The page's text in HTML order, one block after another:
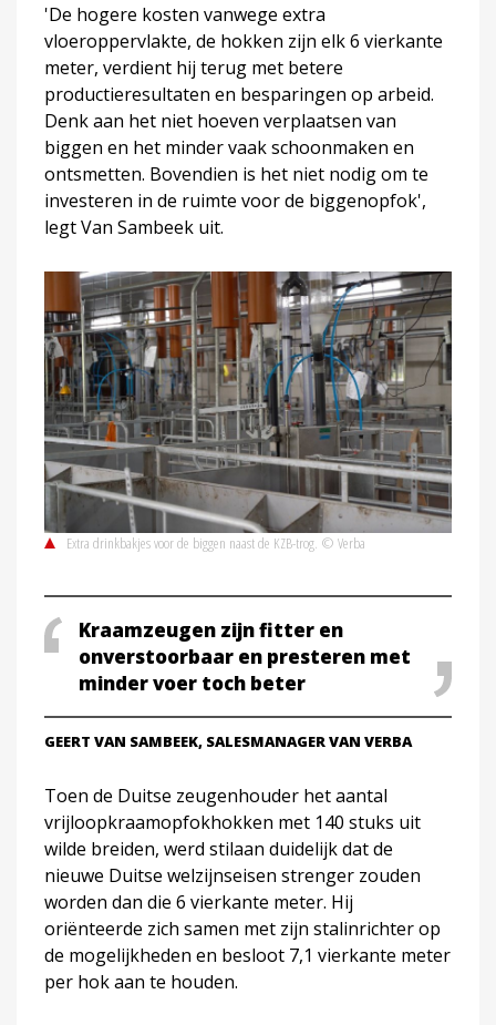
'De hogere kosten vanwege extra
vloeroppervlakte, de hokken zijn elk 6 vierkante
meter, verdient hij terug met betere
productieresultaten en besparingen op arbeid.
Denk aan het niet hoeven verplaatsen van
biggen en het minder vaak schoonmaken en
ontsmetten. Bovendien is het niet nodig om te
investeren in de ruimte voor de biggenopfok',
legt Van Sambeek uit.
Extra drinkbakjes voor de biggen naast de KZB-trog. © Verba
Kraamzeugen zijn fitter en
onverstoorbaar en presteren met
minder voer toch beter
GEERT VAN SAMBEEK, SALESMANAGER VAN VERBA
Toen de Duitse zeugenhouder het aantal
vrijloopkraamopfokhokken met 140 stuks uit
wilde breiden, werd stilaan duidelijk dat de
nieuwe Duitse welzijnseisen strenger zouden
worden dan die 6 vierkante meter. Hij
oriënteerde zich samen met zijn stalinrichter op
de mogelijkheden en besloot 7,1 vierkante meter
per hok aan te houden.